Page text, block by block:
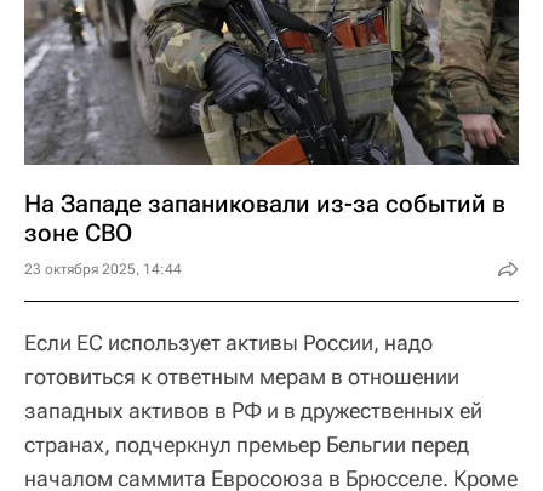
На Западе запаниковали из-за событий в
зоне СВО
23 октября 2025, 14:44
Если ЕС использует активы России, надо
готовиться к ответным мерам в отношении
западных активов в РФ и в дружественных ей
странах, подчеркнул премьер Бельгии перед
началом саммита Евросоюза в Брюсселе. Кроме